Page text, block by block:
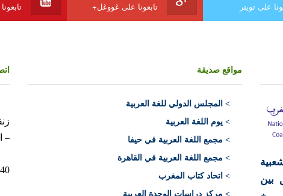
على تويتر تابعونا على غووغل+
بين
مواقع صديقة
> المجلس الدولي للغة العربية
> يوم اللغة العربية
> مجمع اللغة العربية في حيفا
> مجمع اللغة العربية في القاهرة
> اتحاد كتاب المغرب
> مركز دراسات الوحدة العربية
–
10040